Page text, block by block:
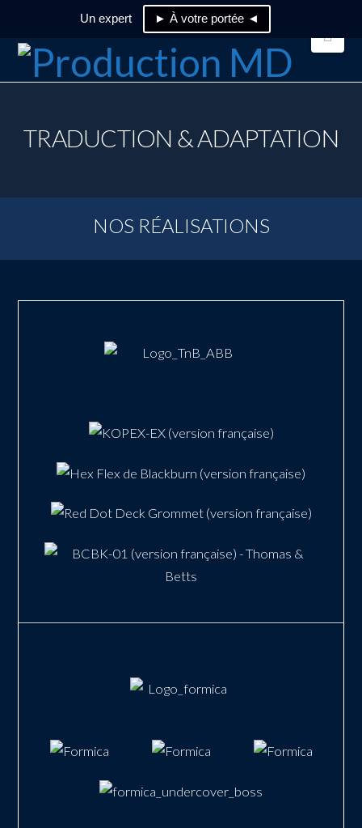
Un expert ► À votre portée ◄
TRADUCTION & ADAPTATION
NOS RÉALISATIONS